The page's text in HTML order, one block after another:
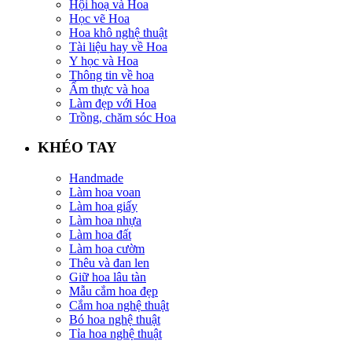
Hội hoạ và Hoa
Học vẽ Hoa
Hoa khô nghệ thuật
Tài liệu hay về Hoa
Y học và Hoa
Thông tin về hoa
Ẩm thực và hoa
Làm đẹp với Hoa
Trồng, chăm sóc Hoa
KHÉO TAY
Handmade
Làm hoa voan
Làm hoa giấy
Làm hoa nhựa
Làm hoa đất
Làm hoa cườm
Thêu và đan len
Giữ hoa lâu tàn
Mẫu cắm hoa đẹp
Cắm hoa nghệ thuật
Bó hoa nghệ thuật
Tỉa hoa nghệ thuật